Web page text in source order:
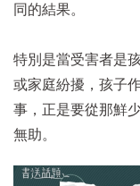
同的結果。
特別是當受害者是
或家庭紛擾，孩子
事，正是要從那鮮
無助。